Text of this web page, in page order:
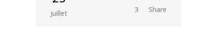
juillet 3 Share